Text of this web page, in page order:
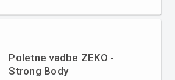
Poletne vadbe ZEKO -
Strong Body